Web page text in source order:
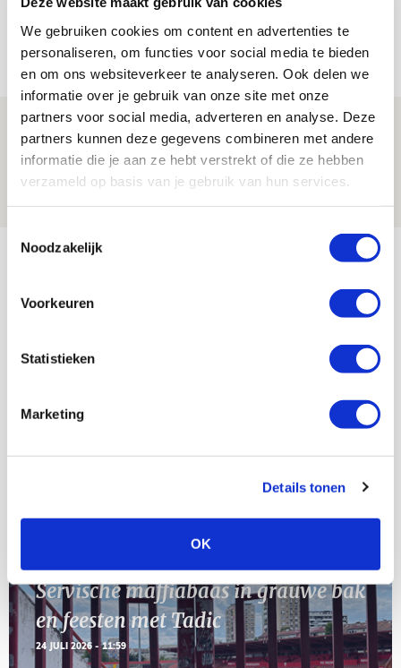
We gebruiken cookies om content en advertenties te
personaliseren, om functies voor social media te bieden
en om ons websiteverkeer te analyseren. Ook delen we
informatie over je gebruik van onze site met onze
partners voor social media, adverteren en analyse. Deze
partners kunnen deze gegevens combineren met andere
informatie die je aan ze hebt verstrekt of die ze hebben
verzameld op basis van je gebruik van hun services.
Noodzakelijk
Voorkeuren
Statistieken
Marketing
Details tonen
OK
de Johan Cruijff Arena?
07 AUGUSTUS 2026 - 00:36
NIEUWS
Trotse Klaassen: ‘Vierhonderd duels
voor mijn club is heel speciaal’
06 AUGUSTUS 2026 - 23:43
Bekijk meer
AUG
11
Servische maffiabaas in grauwe bak
en feesten met Tadic
24 JULI 2026 - 11:59